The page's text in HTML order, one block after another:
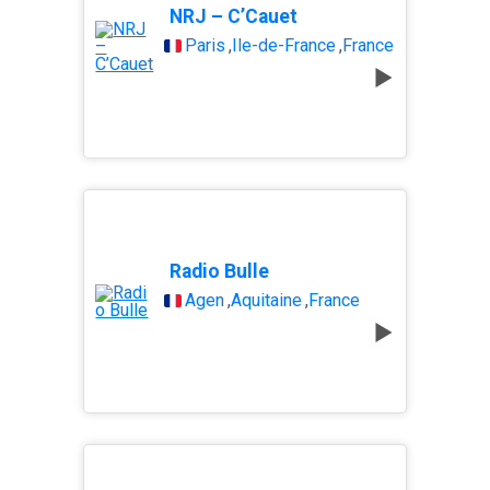
NRJ – C’Cauet
Paris , Île-de-France,France
Radio Bulle
Agen,Aquitaine,France